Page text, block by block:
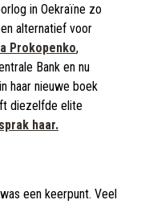
in Oekraïne zo
alternatief voor
Prokopenko,
Bank en nu
haar nieuwe boek
diezelfde elite
haar.
een keerpunt. Veel